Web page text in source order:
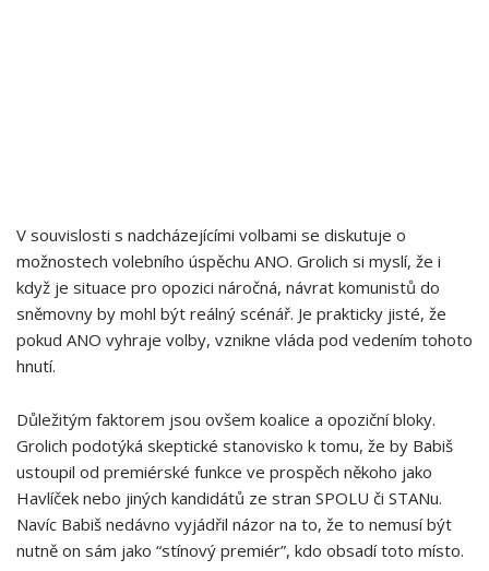
V souvislosti s nadcházejícími volbami se diskutuje o
možnostech volebního ‌úspěchu ANO. Grolich si myslí, že i
když je ⁢situace pro opozici ‌náročná, návrat komunistů do
‌sněmovny by mohl být reálný scénář. Je prakticky jisté, že
pokud ANO⁣ vyhraje volby, vznikne vláda pod vedením tohoto
‍hnutí.
Důležitým faktorem jsou ovšem koalice a​ opoziční bloky.
Grolich podotýká skeptické stanovisko k tomu, že by Babiš
ustoupil od premiérské ⁣funkce ve prospěch někoho jako
Havlíček nebo jiných kandidátů ze ⁢stran SPOLU či STANu.
Navíc⁣ Babiš​ nedávno vyjádřil názor na to,⁤ že to nemusí být
⁣nutně on sám ‌jako “stínový⁣ premiér”, kdo obsadí ​toto místo.